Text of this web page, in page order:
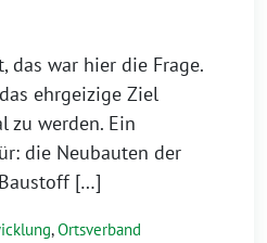
das war hier die Frage.
ehrgeizige Ziel
zu werden. Ein
die Neubauten der
[…]
,Ortsverband